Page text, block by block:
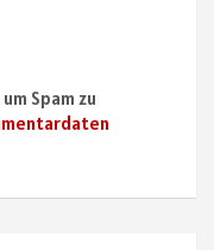
Spam zu